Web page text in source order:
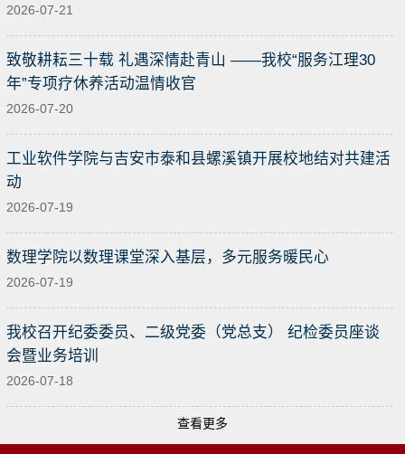
2026-07-21
致敬耕耘三十载 礼遇深情赴青山 ——我校“服务江理30
年”专项疗休养活动温情收官
2026-07-20
工业软件学院与吉安市泰和县螺溪镇开展校地结对共建活
动
2026-07-19
数理学院以数理课堂深入基层，多元服务暖民心
2026-07-19
我校召开纪委委员、二级党委（党总支） 纪检委员座谈
会暨业务培训
2026-07-18
查看更多